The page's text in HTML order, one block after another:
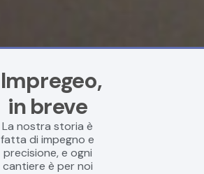
Impregeo,
in breve
La nostra storia è
fatta di impegno e
precisione, e ogni
cantiere è per noi